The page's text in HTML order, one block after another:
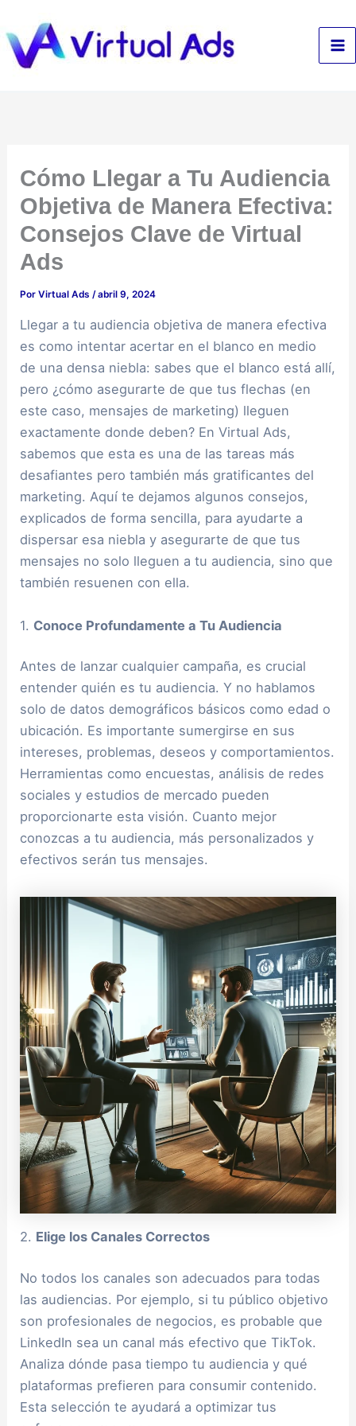
al
contenido
Cómo Llegar a Tu Audiencia
Objetiva de Manera Efectiva:
Consejos Clave de Virtual
Ads
PorVirtual Ads/abril 9, 2024
Llegar a tu audiencia objetiva de manera efectiva
es como intentar acertar en el blanco en medio
de una densa niebla: sabes que el blanco está allí,
pero ¿cómo asegurarte de que tus flechas (en
este caso, mensajes de marketing) lleguen
exactamente donde deben? En Virtual Ads,
sabemos que esta es una de las tareas más
desafiantes pero también más gratificantes del
marketing. Aquí te dejamos algunos consejos,
explicados de forma sencilla, para ayudarte a
dispersar esa niebla y asegurarte de que tus
mensajes no solo lleguen a tu audiencia, sino que
también resuenen con ella.
1. Conoce Profundamente a Tu Audiencia
Antes de lanzar cualquier campaña, es crucial
entender quién es tu audiencia. Y no hablamos
solo de datos demográficos básicos como edad o
ubicación. Es importante sumergirse en sus
intereses, problemas, deseos y comportamientos.
Herramientas como encuestas, análisis de redes
sociales y estudios de mercado pueden
proporcionarte esta visión. Cuanto mejor
conozcas a tu audiencia, más personalizados y
efectivos serán tus mensajes.
2. Elige los Canales Correctos
No todos los canales son adecuados para todas
las audiencias. Por ejemplo, si tu público objetivo
son profesionales de negocios, es probable que
LinkedIn sea un canal más efectivo que TikTok.
Analiza dónde pasa tiempo tu audiencia y qué
plataformas prefieren para consumir contenido.
Esta selección te ayudará a optimizar tus